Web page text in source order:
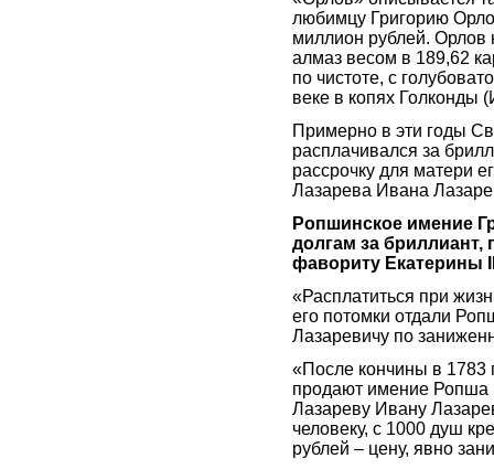
любимцу Григорию
миллион рублей. Орлов
алмаз весом в 189,62
по чистоте, с
веке в копях Голконды
Примерно в эти годы
расплачивался за
рассрочку для матери
Лазарева Ивана
Ропшинское имение
долгам за
фавориту Екатерины
«Расплатиться при
его потомки отдали
Лазаревичу по
«После кончины в 1783
продают имение Ропша
Лазареву Ивану
человеку, с 1000 душ
рублей – цену, явно